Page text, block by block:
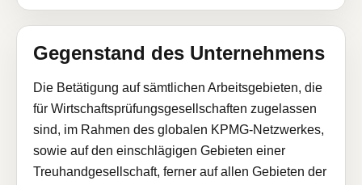
Gegenstand des Unternehmens
Die Betätigung auf sämtlichen Arbeitsgebieten, die
für Wirtschaftsprüfungsgesellschaften zugelassen
sind, im Rahmen des globalen KPMG-Netzwerkes,
sowie auf den einschlägigen Gebieten einer
Treuhandgesellschaft, ferner auf allen Gebieten der